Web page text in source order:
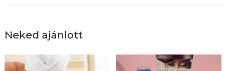
Neked ajánlott